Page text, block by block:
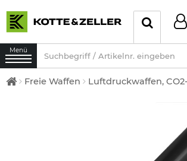
Menü
Freie Waffen Luftdruckwaffen,